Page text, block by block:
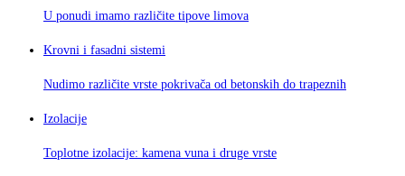
U ponudi imamo različite tipove limova
Krovni i fasadni sistemi
Nudimo različite vrste pokrivača od betonskih do trapeznih
Izolacije
Toplotne izolacije: kamena vuna i druge vrste